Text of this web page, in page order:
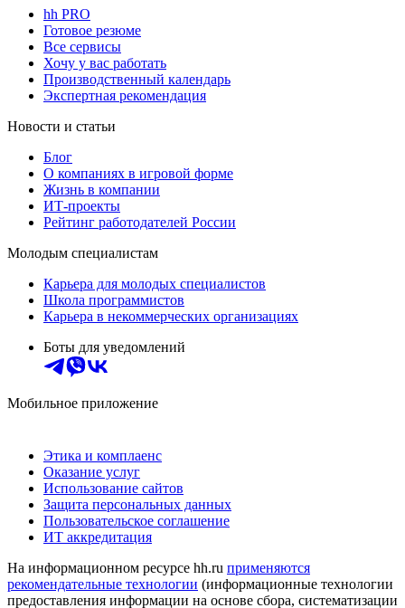
hh PRO
Готовое резюме
Все сервисы
Хочу у вас работать
Производственный календарь
Экспертная рекомендация
Новости и статьи
Блог
О компаниях в игровой форме
Жизнь в компании
ИТ-проекты
Рейтинг работодателей России
Молодым специалистам
Карьера для молодых специалистов
Школа программистов
Карьера в некоммерческих организациях
Боты для уведомлений
Мобильное приложение
Этика и комплаенс
Оказание услуг
Использование сайтов
Защита персональных данных
Пользовательское соглашение
ИТ аккредитация
На информационном ресурсе hh.ru применяются
рекомендательные технологии (информационные технологии
предоставления информации на основе сбора, систематизации